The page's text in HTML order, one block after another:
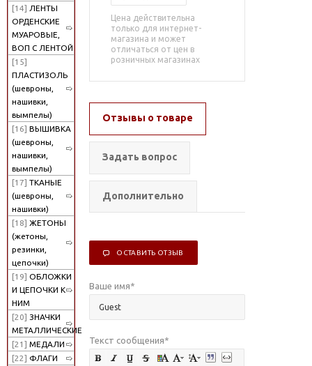
[14] ЛЕНТЫ
ОРДЕНСКИЕ
МУАРОВЫЕ,
ВОП С ЛЕНТОЙ
[15]
ПЛАСТИЗОЛЬ
(шевроны,
нашивки,
вымпелы)
[16] ВЫШИВКА
(шевроны,
нашивки,
вымпелы)
[17] ТКАНЫЕ
(шевроны,
нашивки)
[18] ЖЕТОНЫ
(жетоны,
резинки,
цепочки)
[19] ОБЛОЖКИ
И ЦЕПОЧКИ К
НИМ
[20] ЗНАЧКИ
МЕТАЛЛИЧЕСКИЕ
[21] МЕДАЛИ
[22] ФЛАГИ
Цена действительна
только для интернет-
магазина и может
отличаться от цен в
розничных магазинах
Отзывы о товаре
Задать вопрос
Дополнительно
ОСТАВИТЬ ОТЗЫВ
Ваше имя*
Текст сообщения*